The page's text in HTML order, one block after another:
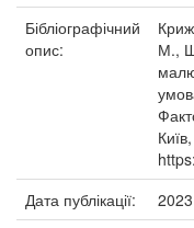
Бібліографічний
опис:
М.,
Дата публікації:
2023